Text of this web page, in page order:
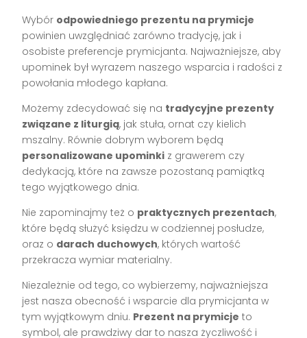
Wybór odpowiedniego prezentu na prymicje
powinien uwzględniać zarówno tradycję, jak i
osobiste preferencje prymicjanta. Najważniejsze, aby
upominek był wyrazem naszego wsparcia i radości z
powołania młodego kapłana.
Możemy zdecydować się na tradycyjne prezenty
związane z liturgią, jak stuła, ornat czy kielich
mszalny. Równie dobrym wyborem będą
personalizowane upominki z grawerem czy
dedykacją, które na zawsze pozostaną pamiątką
tego wyjątkowego dnia.
Nie zapominajmy też o praktycznych prezentach,
które będą służyć księdzu w codziennej posłudze,
oraz o darach duchowych, których wartość
przekracza wymiar materialny.
Niezależnie od tego, co wybierzemy, najważniejsza
jest nasza obecność i wsparcie dla prymicjanta w
tym wyjątkowym dniu. Prezent na prymicje to
symbol, ale prawdziwy dar to nasza życzliwość i